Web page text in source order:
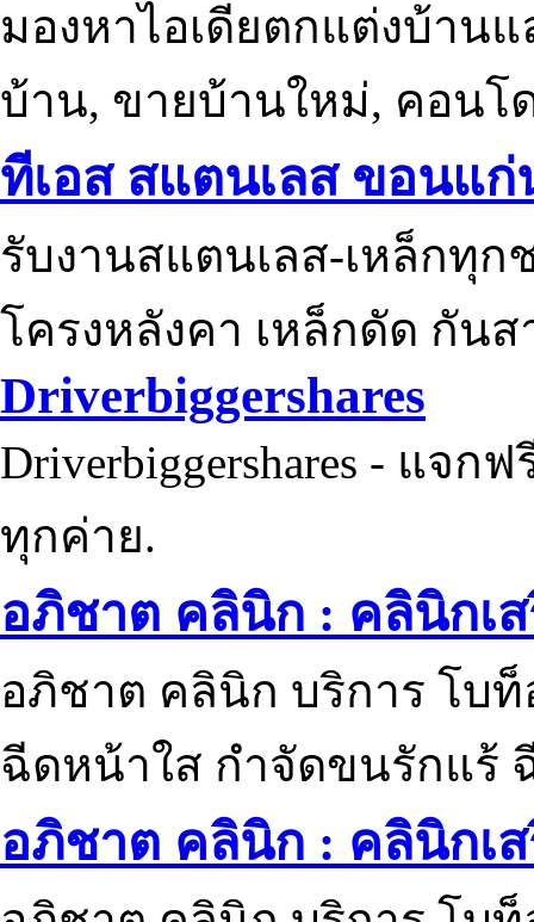
มองหาไอเดียตกแต่งบ้าน
บ้าน, ขายบ้านใหม่, คอนโ
ทีเอส สแตนเลส ขอนแก่
รับงานสแตนเลส-เหล็กทุ
โครงหลังคา เหล็กดัด กัน
Driverbiggershares
Driverbiggershares - แจก
ทุกค่าย.
อภิชาต คลินิก : คลินิกเ
อภิชาต คลินิก บริการ โบ
ฉีดหน้าใส กำจัดขนรักแร้
อภิชาต คลินิก : คลินิกเ